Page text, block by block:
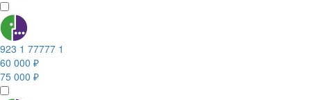
923 1 77777 1
60 000 ₽
75 000 ₽